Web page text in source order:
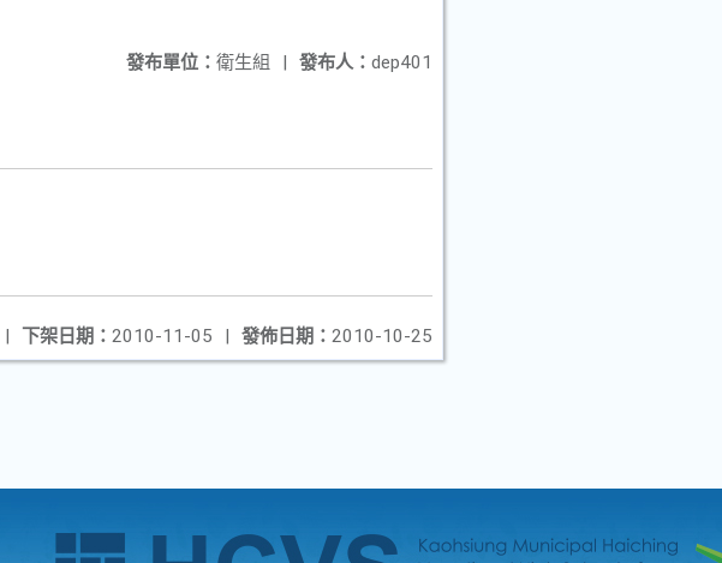
發布人： dep401
發布單位： 衛生組 |
發佈日期： 2010-10-25
下架日期： 2010-11-05 |
|